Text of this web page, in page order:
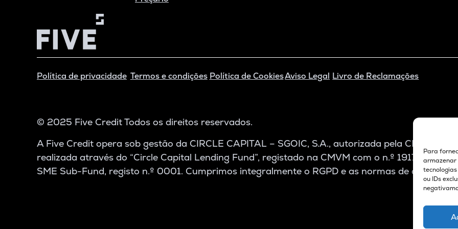
Para
armazenar
ou IDs
Política de privacidade Termos e condições Política de CookiesAviso Legal Livro de Reclamações
© 2025 Five Credit Todos os direitos reservados.
A Five Credit opera sob gestão da CIRCLE CAPITAL – SGOIC, S.A., autorizada pela CMVM
realizada através do “Circle Capital Lending Fund”, registado na CMVM com o n.º 1917, e do
SME Sub-Fund, registo n.º 0001. Cumprimos integralmente o RGPD e as normas de